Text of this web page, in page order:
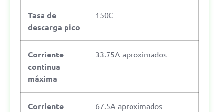
Tasa de
descarga pico
150C
Corriente
continua
máxima
33.75A aproximados
Corriente
67.5A aproximados